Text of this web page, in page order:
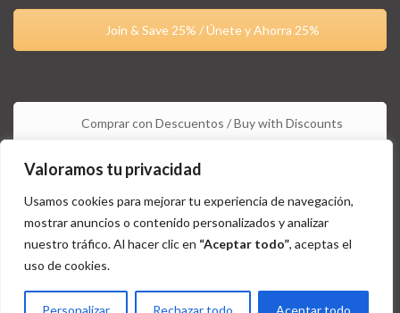
Valoramos tu privacidad
Usamos cookies para mejorar tu experiencia de navegación,
mostrar anuncios o contenido personalizados y analizar
nuestro tráfico. Al hacer clic en “Aceptar todo”, aceptas el
uso de cookies.
Personalizar Rechazar todo Aceptar todo
Join & Save 25% / Únete y Ahorra 25%
Comprar con Descuentos / Buy with Discounts